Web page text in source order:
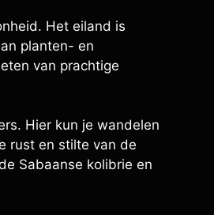
Het eiland is
planten- en
van prachtige
Hier kun je wandelen
rust en stilte van de
Sabaanse kolibrie en